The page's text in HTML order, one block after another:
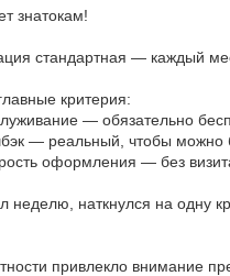
знатокам!
стандартная — каждый
критерия:
— обязательно
— реальный, чтобы можно
оформления — без
неделю, наткнулся на одну
привлекло внимание